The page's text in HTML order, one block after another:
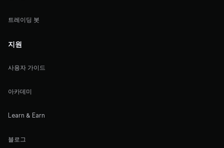
트레이딩 봇
지원
사용자 가이드
아카데미
Learn & Earn
블로그